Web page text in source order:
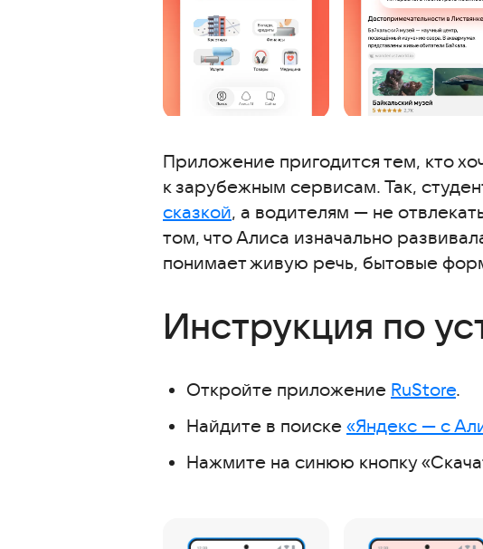
Приложение пригодится тем, кто
к зарубежным сервисам. Так,
сказкой, а водителям — не
том, что Алиса изначально
понимает живую речь, бытовые
Инструкция по
Откройте приложение RuStore.
Найдите в поиске «Яндекс — с
Нажмите на синюю кнопку